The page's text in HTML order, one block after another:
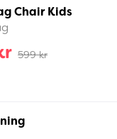
Chair Kids
599 kr